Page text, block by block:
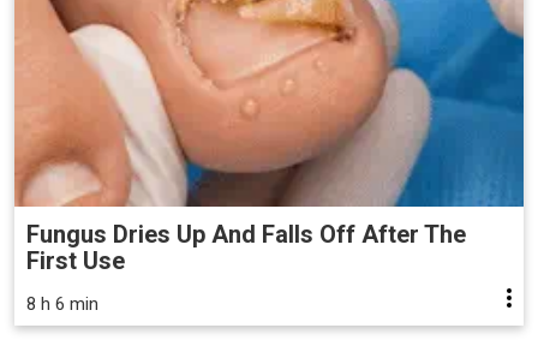
Fungus Dries Up And Falls Off After The
First Use
8 h 6 min